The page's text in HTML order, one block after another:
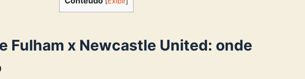
Fulham x Newcastle United: onde